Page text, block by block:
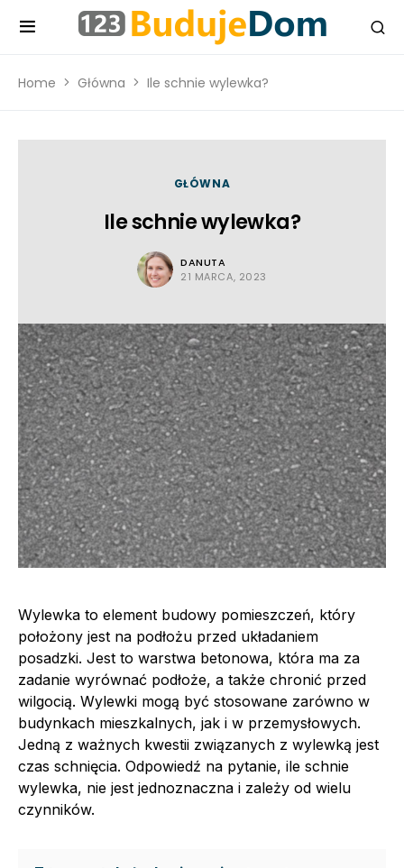
Home Główna Ile schnie wylewka?
GŁÓWNA
Ile schnie wylewka?
DANUTA
21 MARCA, 2023
Wylewka to element budowy pomieszczeń, który
położony jest na podłożu przed układaniem
posadzki. Jest to warstwa betonowa, która ma za
zadanie wyrównać podłoże, a także chronić przed
wilgocią. Wylewki mogą być stosowane zarówno w
budynkach mieszkalnych, jak i w przemysłowych.
Jedną z ważnych kwestii związanych z wylewką jest
czas schnięcia. Odpowiedź na pytanie, ile schnie
wylewka, nie jest jednoznaczna i zależy od wielu
czynników.